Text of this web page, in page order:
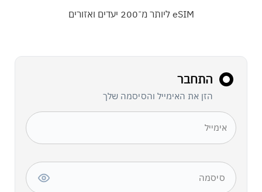
eSIM ליותר מ־200 יעדים ואזורים
התחבר
הזן את האימייל והסיסמה שלך